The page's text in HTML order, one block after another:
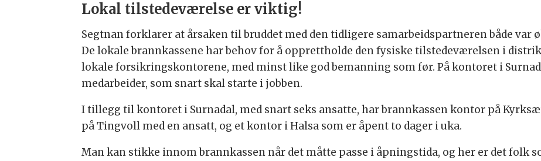
Lokal tilstedeværelse er viktig!
Segtnan forklarer at årsaken til bruddet med den tidligere samarbeidspartneren både var
De lokale brannkassene har behov for å opprettholde den fysiske tilstedeværelsen i
lokale forsikringskontorene, med minst like god bemanning som før. På kontoret i
medarbeider, som snart skal starte i jobben.
I tillegg til kontoret i Surnadal, med snart seks ansatte, har brannkassen kontor på
på Tingvoll med en ansatt, og et kontor i Halsa som er åpent to dager i uka.
Man kan stikke innom brannkassen når det måtte passe i åpningstida, og her er det folk